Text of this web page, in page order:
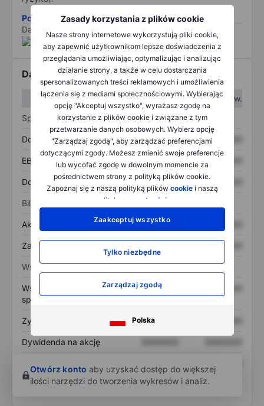
Zasady korzystania z plików cookie
Nasze strony internetowe wykorzystują pliki cookie,
aby zapewnić użytkownikom lepsze doświadczenia z
przeglądania umożliwiając, optymalizując i analizując
działanie strony, a także w celu dostarczania
spersonalizowanych treści reklamowych i umożliwienia
łączenia się z mediami społecznościowymi. Wybierając
opcję "Akceptuj wszystko", wyrażasz zgodę na
korzystanie z plików cookie i związane z tym
przetwarzanie danych osobowych. Wybierz opcję
"Zarządzaj zgodą", aby zarządzać preferencjami
dotyczącymi zgody. Możesz zmienić swoje preferencje
lub wycofać zgodę w dowolnym momencie za
pośrednictwem strony z polityką plików cookie.
Zapoznaj się z naszą polityką plików cookiei naszą
polityką
prywatności
Zaakceptuj wszystko
Tylko niezbędne
Zarządzaj zgodą
Polska
Pobierz metodologię ryzyka ESG.
Dane dostarczone przez
Dane finansowe
W I kw.
W II kw.
Sprawozdanie z zysków
Dochód XXXXXXX XXXXXXX
EBITDA XXXXXXX XXXXXXX
Dochód netto XXXXXXX XXXXXXX
Bilans
Aktywa ogółem XXXXXXX
Zadłużenie ogółem XXXXXXX
Wskaźniki
Współczynnik cena do
sprzedaży
XXXXXXX
Zysk na akcję XXXXXXX
Dywidenda na akcję
własnego
Otwórz konto aby uzyskać dostęp do większej
ilości narzędzi do tworzenia wykresów i analiz.